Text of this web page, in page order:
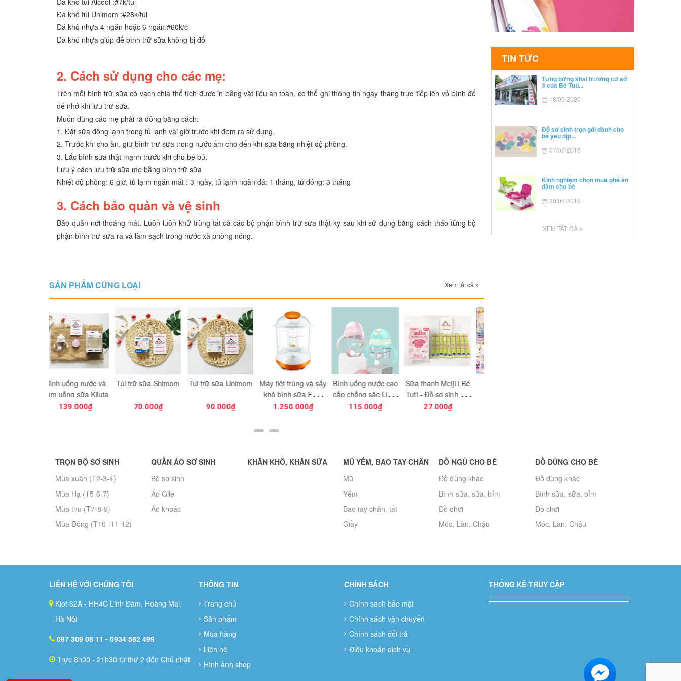
Đá khô túi Unimom :#28k/túi
Đá khô nhựa 4 ngăn hoặc 6 ngăn:#60k/c
Đá khô nhựa giúp để bình trữ sữa không bị đổ
2. Cách sử dụng cho các mẹ:
Trên mỗi bình trữ sữa có vạch chia thể tích được in bằng vật liệu an toàn, có thể ghi thông tin ngày tháng trực tiếp lên vỏ bình để
dễ nhớ khi lưu trữ sữa.
Muốn dùng các mẹ phải rã đông bằng cách:
1. Đặt sữa đông lạnh trong tủ lạnh vài giờ trước khi đem ra sử dụng.
2. Trước khi cho ăn, giữ bình trữ sữa trong nước ấm cho đến khi sữa bằng nhiệt độ phòng.
3. Lắc bình sữa thật mạnh trước khi cho bé bú.
Lưu ý cách lưu trữ sữa mẹ bằng bình trữ sữa
Nhiệt độ phòng: 6 giờ, tủ lạnh ngăn mát : 3 ngày, tủ lạnh ngăn đá: 1 tháng, tủ đông: 3 tháng
3. Cách bảo quản và vệ sinh
Bảo quản nơi thoáng mát. Luôn luôn khử trùng tất cả các bộ phận bình trữ sữa thật kỹ sau khi sử dụng bằng cách tháo từng bộ
phận bình trữ sữa ra và làm sạch trong nước xà phòng nóng.
SẢN PHẨM CÙNG LOẠI Xem tất cả
Túi trữ sữa Shimom
70.000₫
Túi trữ sữa Unimom
90.000₫
Máy tiệt trùng và sấy
điện tử FB4906SL
1.250.000₫
Bình uống nước cao
cấp chống sặc Litter
Bean
115.000₫
Sữa thanh Meiji l Bé
Tuti - Đồ sơ sinh giá
gốc
27.000₫
Bỉm Merries
375.000₫
TIN TỨC
Tưng bừng khai trương cơ sở
3 của Bé Tuti...
18/09/2020
Đồ sơ sinh trọn gói dành cho
bé yêu dịp...
07/07/2018
Kinh nghiệm chọn mua ghế ăn
dặm cho bé
30/06/2019
XEM TẤT CẢ
TRỌN BỘ SƠ SINH
Mùa xuân (T2-3-4)
Mùa Hạ (T5-6-7)
Mùa thu (T7-8-9)
Mùa Đông (T10 -11-12)
QUẦN ÁO SƠ SINH
Bộ sơ sinh
Áo Gile
Áo khoác
KHĂN KHÔ, KHĂN SỮA
MŨ YẾM, BAO TAY CHÂN
Mũ
Yếm
Bao tay chân, tất
Giầy
ĐỒ NGỦ CHO BÉ
Đồ dùng khác
Bình sữa, sữa, bỉm
Đồ chơi
Móc, Làn, Chậu
ĐỒ DÙNG CHO BÉ
Đồ dùng khác
Bình sữa, sữa, bỉm
Đồ chơi
Móc, Làn, Chậu
LIÊN HỆ VỚI CHÚNG TÔI
Kiot 62A - HH4C Linh Đàm, Hoàng Mai,
Hà Nội
097 309 08 11 - 0934 582 499
Trực 8h00 - 21h30 từ thứ 2 đến Chủ nhật
THÔNG TIN
Trang chủ
Sản phẩm
Mua hàng
Liên hệ
Hình ảnh shop
CHÍNH SÁCH
Chính sách bảo mật
Chính sách vận chuyển
Chính sách đổi trả
Điều khoản dịch vụ
THỐNG KÊ TRUY CẬP